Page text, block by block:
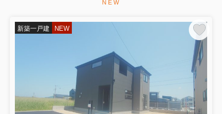
2026.08.05
新築一戸建てご購入をお考えの方は、
新築一戸建てご購入をお考えの方は、
和奏ホーム㈱までご相談ください。 新
築一戸建てご購入に関する疑問や諸経
費、ご購入からお引渡しまでの流れな
ど、お客様の疑問について丁寧にご対
応いたします。 また、住宅ロ...
NEW
新築一戸建 NEW